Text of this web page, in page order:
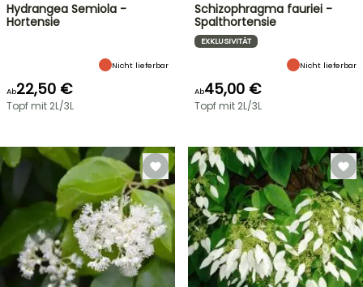
Hydrangea Semiola -
Hortensie
Nicht lieferbar
Ab22,50 €
Topf mit 2L/3L
Schizophragma fauriei -
Spalthortensie
EXKLUSIVITÄT
Nicht lieferbar
Ab45,00 €
Topf mit 2L/3L